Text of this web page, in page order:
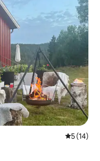
平均评分
5 (14)